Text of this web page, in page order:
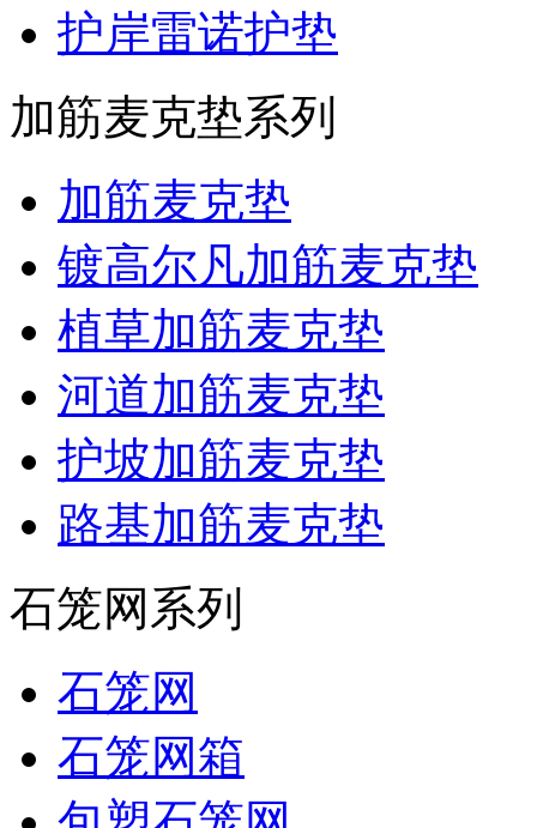
护岸雷诺护垫
加筋麦克垫系列
加筋麦克垫
镀高尔凡加筋麦克垫
植草加筋麦克垫
河道加筋麦克垫
护坡加筋麦克垫
路基加筋麦克垫
石笼网系列
石笼网
石笼网箱